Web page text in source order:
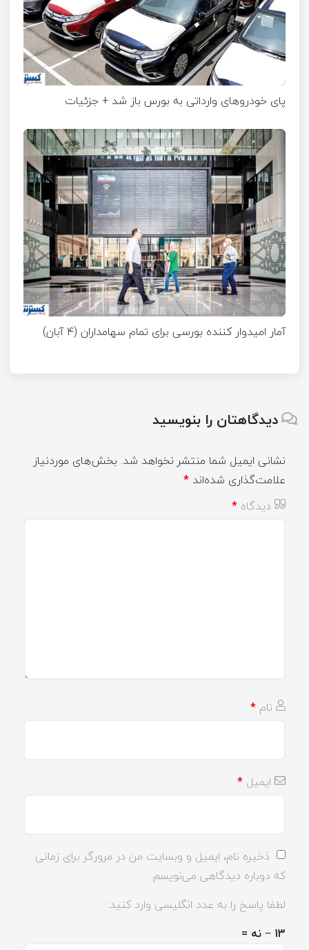
پای خودروهای وارداتی به بورس باز شد + جزئیات
آمار امیدوار کننده بورسی برای تمام سهامداران (۴ آبان)
دیدگاهتان را بنویسید
نشانی ایمیل شما منتشر نخواهد شد. بخش‌های موردنیاز
علامت‌گذاری شده‌اند *
دیدگاه *
نام *
ایمیل *
ذخیره نام، ایمیل و وبسایت من در مرورگر برای زمانی
که دوباره دیدگاهی می‌نویسم.
لطفا پاسخ را به عدد انگلیسی وارد کنید:
13 − نه =